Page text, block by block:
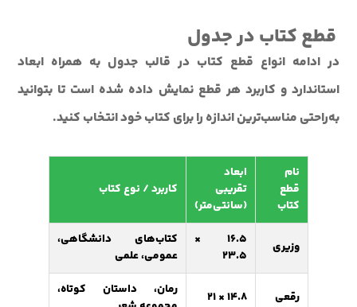
قطع کتاب در جدول
در ادامه انواع قطع کتاب در قالب جدول به همراه ابعاد
استاندارد و کاربرد هر قطع نمایش داده شده است تا بتوانید
به‌راحتی مناسب‌ترین اندازه را برای کتاب خود انتخاب کنید.
نام
قطع
کتاب
ابعاد
تقریبی
(سانتی‌متر)
کاربرد / نوع کتاب
وزیری
16.5 ×
23.5
کتاب‌های دانشگاهی،
عمومی، علمی
رقعی 14.8 × 21
رمان، داستان کوتاه،